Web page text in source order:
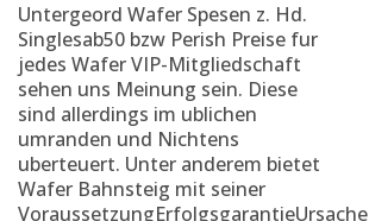
Untergeord Wafer Spesen z. Hd.
Singlesab50 bzw Perish Preise fur
jedes Wafer VIP-Mitgliedschaft
sehen uns Meinung sein. Diese
sind allerdings im ublichen
umranden und Nichtens
uberteuert. Unter anderem bietet
Wafer Bahnsteig mit seiner
VoraussetzungErfolgsgarantieUrsache